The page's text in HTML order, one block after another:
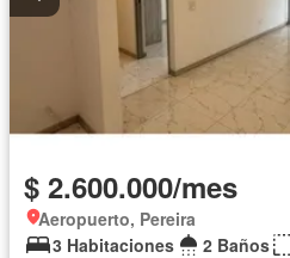
$ 2.600.000/mes
Aeropuerto, Pereira
3 Habitaciones
2 Baños